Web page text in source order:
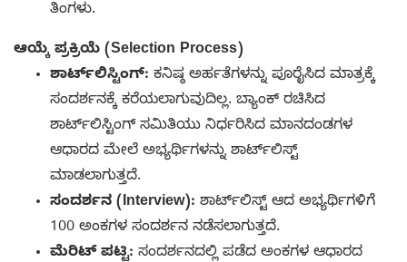
ತಿಂಗಳು.
ಆಯ್ಕೆ ಪ್ರಕ್ರಿಯೆ (Selection Process)
ಶಾರ್ಟ್‌ಲಿಸ್ಟಿಂಗ್: ಕನಿಷ್ಠ ಅರ್ಹತೆಗಳನ್ನು ಪೂರೈಸಿದ ಮಾತ್ರಕ್ಕೆ
ಸಂದರ್ಶನಕ್ಕೆ ಕರೆಯಲಾಗುವುದಿಲ್ಲ. ಬ್ಯಾಂಕ್ ರಚಿಸಿದ
ಶಾರ್ಟ್‌ಲಿಸ್ಟಿಂಗ್ ಸಮಿತಿಯು ನಿರ್ಧರಿಸಿದ ಮಾನದಂಡಗಳ
ಆಧಾರದ ಮೇಲೆ ಅಭ್ಯರ್ಥಿಗಳನ್ನು ಶಾರ್ಟ್‌ಲಿಸ್ಟ್
ಮಾಡಲಾಗುತ್ತದೆ.
ಸಂದರ್ಶನ (Interview): ಶಾರ್ಟ್‌ಲಿಸ್ಟ್ ಆದ ಅಭ್ಯರ್ಥಿಗಳಿಗೆ
100 ಅಂಕಗಳ ಸಂದರ್ಶನ ನಡೆಸಲಾಗುತ್ತದೆ.
ಮೆರಿಟ್ ಪಟ್ಟಿ: ಸಂದರ್ಶನದಲ್ಲಿ ಪಡೆದ ಅಂಕಗಳ ಆಧಾರದ